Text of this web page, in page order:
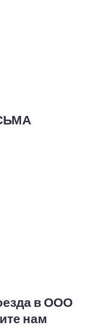
в ООО
нам